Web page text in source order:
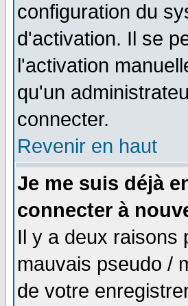
configuration du
d'activation. Il se
l'activation
qu'un
connecter.
Revenir en haut
Je me suis déjà
connecter à
Il y a deux raisons
mauvais pseudo /
de votre